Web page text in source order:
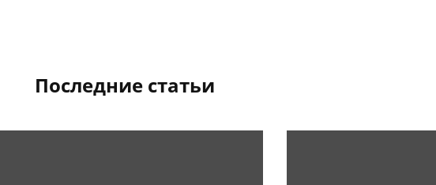
Последние статьи